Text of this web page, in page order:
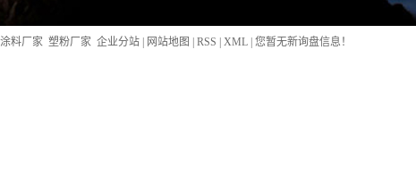
企业分站 网站地图 RSS XML 您暂无新询盘信息！
料厂家 塑粉厂家